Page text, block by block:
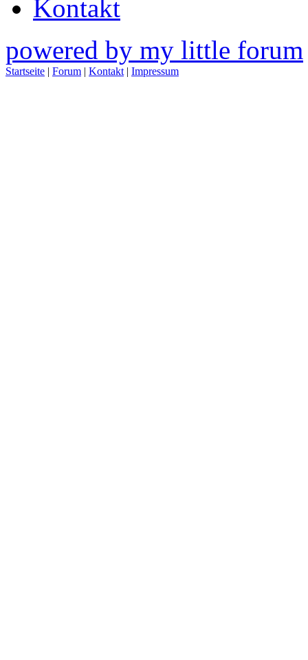
Kontakt
powered by my little forum
Startseite | Forum | Kontakt | Impressum